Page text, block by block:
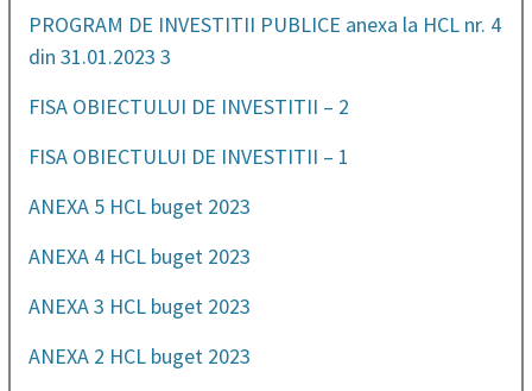
PROGRAM DE INVESTITII PUBLICE anexa la HCL nr. 4
din 31.01.2023 3
FISA OBIECTULUI DE INVESTITII – 2
FISA OBIECTULUI DE INVESTITII – 1
ANEXA 5 HCL buget 2023
ANEXA 4 HCL buget 2023
ANEXA 3 HCL buget 2023
ANEXA 2 HCL buget 2023